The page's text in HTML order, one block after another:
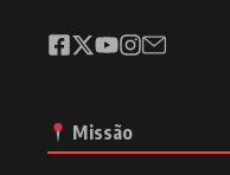
Missão